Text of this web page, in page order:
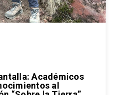
Académicos
al